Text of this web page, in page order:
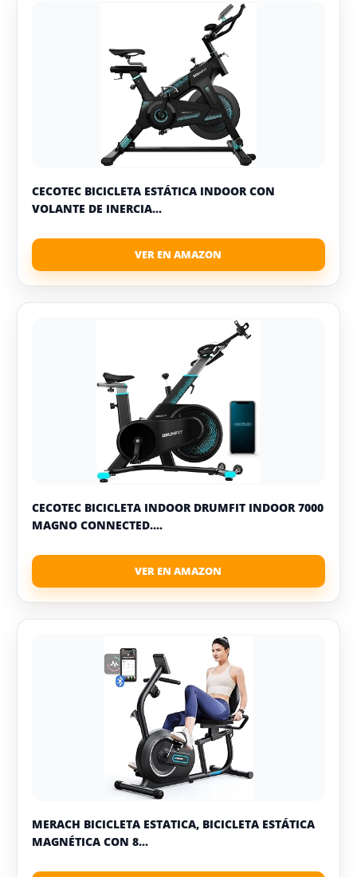
CECOTEC BICICLETA ESTÁTICA INDOOR CON
VOLANTE DE INERCIA...
CECOTEC BICICLETA INDOOR DRUMFIT INDOOR 7000
MAGNO CONNECTED....
MERACH BICICLETA ESTATICA, BICICLETA ESTÁTICA
MAGNÉTICA CON 8...